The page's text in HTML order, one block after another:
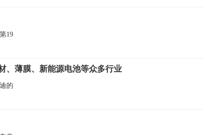
19
、薄膜、新能源电池等众多行业
的